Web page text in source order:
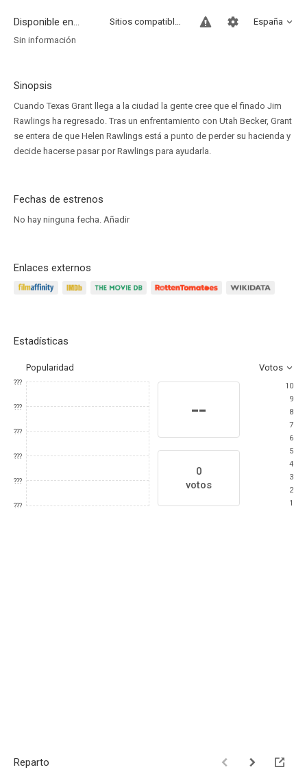
Disponible en... España
Sitios compatibles
Sin información
Sinopsis
Cuando Texas Grant llega a la ciudad la gente cree que el finado Jim
Rawlings ha regresado. Tras un enfrentamiento con Utah Becker, Grant
se entera de que Helen Rawlings está a punto de perder su hacienda y
decide hacerse pasar por Rawlings para ayudarla.
Fechas de estrenos
No hay ninguna fecha. Añadir
Enlaces externos
Estadísticas
Popularidad Votos
???
???
???
???
???
???
--
0
votos
10
9
8
7
6
5
4
3
2
1
Reparto